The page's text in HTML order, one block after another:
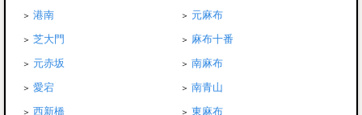
港南
元麻布
芝大門
麻布十番
元赤坂
南麻布
愛宕
南青山
西新橋
東麻布